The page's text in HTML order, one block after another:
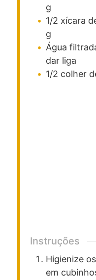
g
1/2 xícara
g
Água
dar liga
1/2 colher
Instruções
Higienize
em